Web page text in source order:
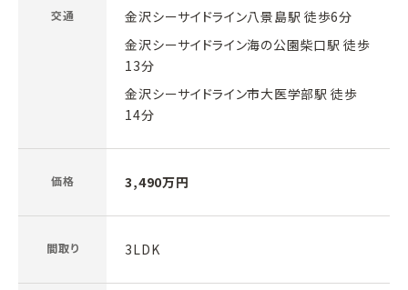
交通
金沢シーサイドライン八景島駅 徒歩6分
金沢シーサイドライン海の公園柴口駅 徒歩
13分
金沢シーサイドライン市大医学部駅 徒歩
14分
価格 3,490万円
間取り 3LDK